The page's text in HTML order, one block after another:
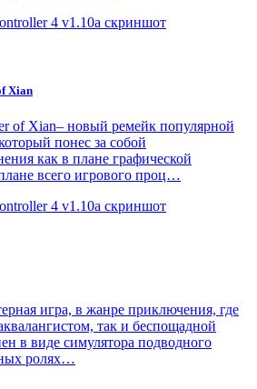
Xian
of Xian– новый ремейк популярной
понес за собой
как в плане графической
всего игрового проц…
игра, в жанре приключения, где
так и беспощадной
в виде симулятора подводного
ролях…